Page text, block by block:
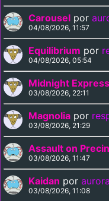
Carousel por
04/08/2026, 11:57
Equilibrium por
04/08/2026, 05:54
Midnight Express
03/08/2026, 22:11
Magnolia por
03/08/2026, 21:29
Assault on
03/08/2026, 11:47
Kaidan por
03/08/2026, 11:08